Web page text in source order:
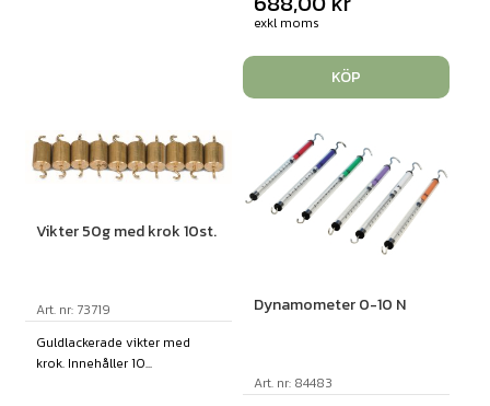
exkl moms
KÖP
Vikter 50g med krok 10st.
Art. nr: 73719
Guldlackerade vikter med
krok. Innehåller 10...
Dynamometer 0-10 N
Art. nr: 84483